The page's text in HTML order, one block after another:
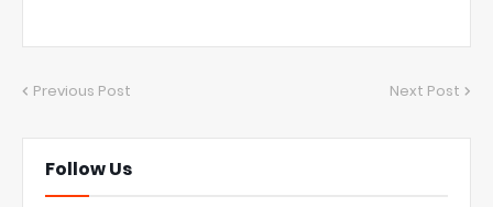
Previous Post Next Post
Follow Us